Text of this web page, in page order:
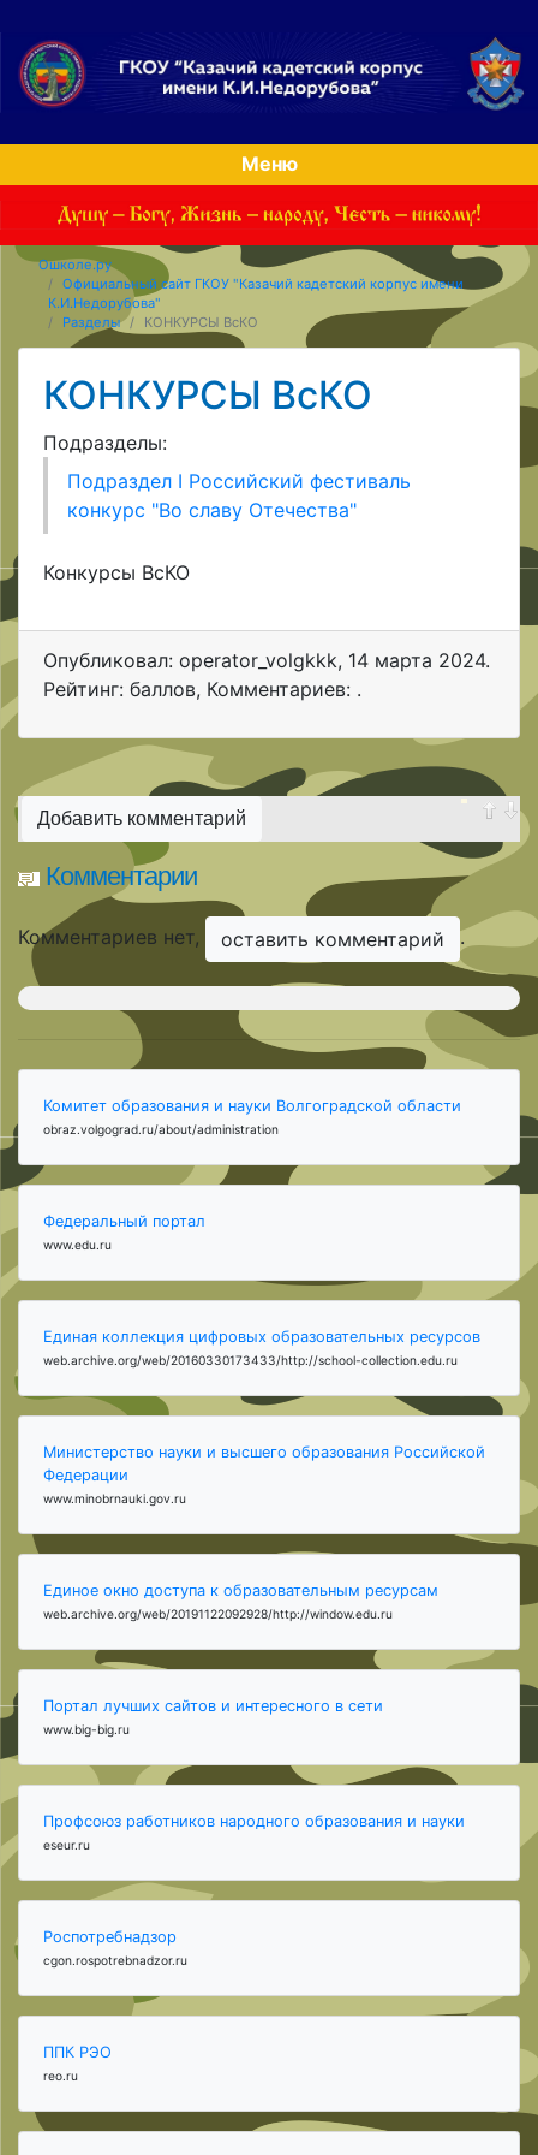
Меню
Ошколе.ру
Официальный сайт ГКОУ "Казачий кадетский корпус имени
К.И.Недорубова"
Разделы
КОНКУРСЫ ВсКО
КОНКУРСЫ ВсКО
Подразделы:
Подраздел I Российский фестиваль
конкурс "Во славу Отечества"
Конкурсы ВсКО
Опубликовал: operator_volgkkk, 14 марта 2024.
Рейтинг: баллов, Комментариев: .
Добавить комментарий
Комментарии
Комментариев нет, оставить комментарий .
Комитет образования и науки Волгоградской области
obraz.volgograd.ru/about/administration
Федеральный портал
www.edu.ru
Единая коллекция цифровых образовательных ресурсов
web.archive.org/web/20160330173433/http://school-collection.edu.ru
Министерство науки и высшего образования Российской
Федерации
www.minobrnauki.gov.ru
Единое окно доступа к образовательным ресурсам
web.archive.org/web/20191122092928/http://window.edu.ru
Портал лучших сайтов и интересного в сети
www.big-big.ru
Профсоюз работников народного образования и науки
eseur.ru
Роспотребнадзор
cgon.rospotrebnadzor.ru
ППК РЭО
reo.ru